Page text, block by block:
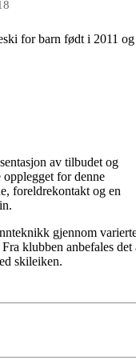
for barn født i 2011 og
av tilbudet og
for denne
foreldrekontakt og en
gjennom
klubben anbefales det
skileiken.